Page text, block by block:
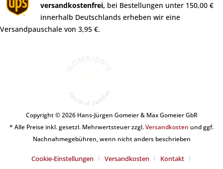
versandkostenfrei, bei Bestellungen unter 150,00 €
innerhalb Deutschlands erheben wir eine
Versandpauschale von 3,95 €.
Copyright © 2026 Hans-Jürgen Gomeier & Max Gomeier GbR
* Alle Preise inkl. gesetzl. Mehrwertsteuer zzgl.Versandkosten und ggf.
Nachnahmegebühren, wenn nicht anders beschrieben
Cookie-Einstellungen Versandkosten Kontakt